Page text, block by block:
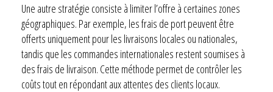
Une autre stratégie consiste à limiter l’offre à certaines zones
géographiques. Par exemple, les frais de port peuvent être
offerts uniquement pour les livraisons locales ou nationales,
tandis que les commandes internationales restent soumises à
des frais de livraison. Cette méthode permet de contrôler les
coûts tout en répondant aux attentes des clients locaux.